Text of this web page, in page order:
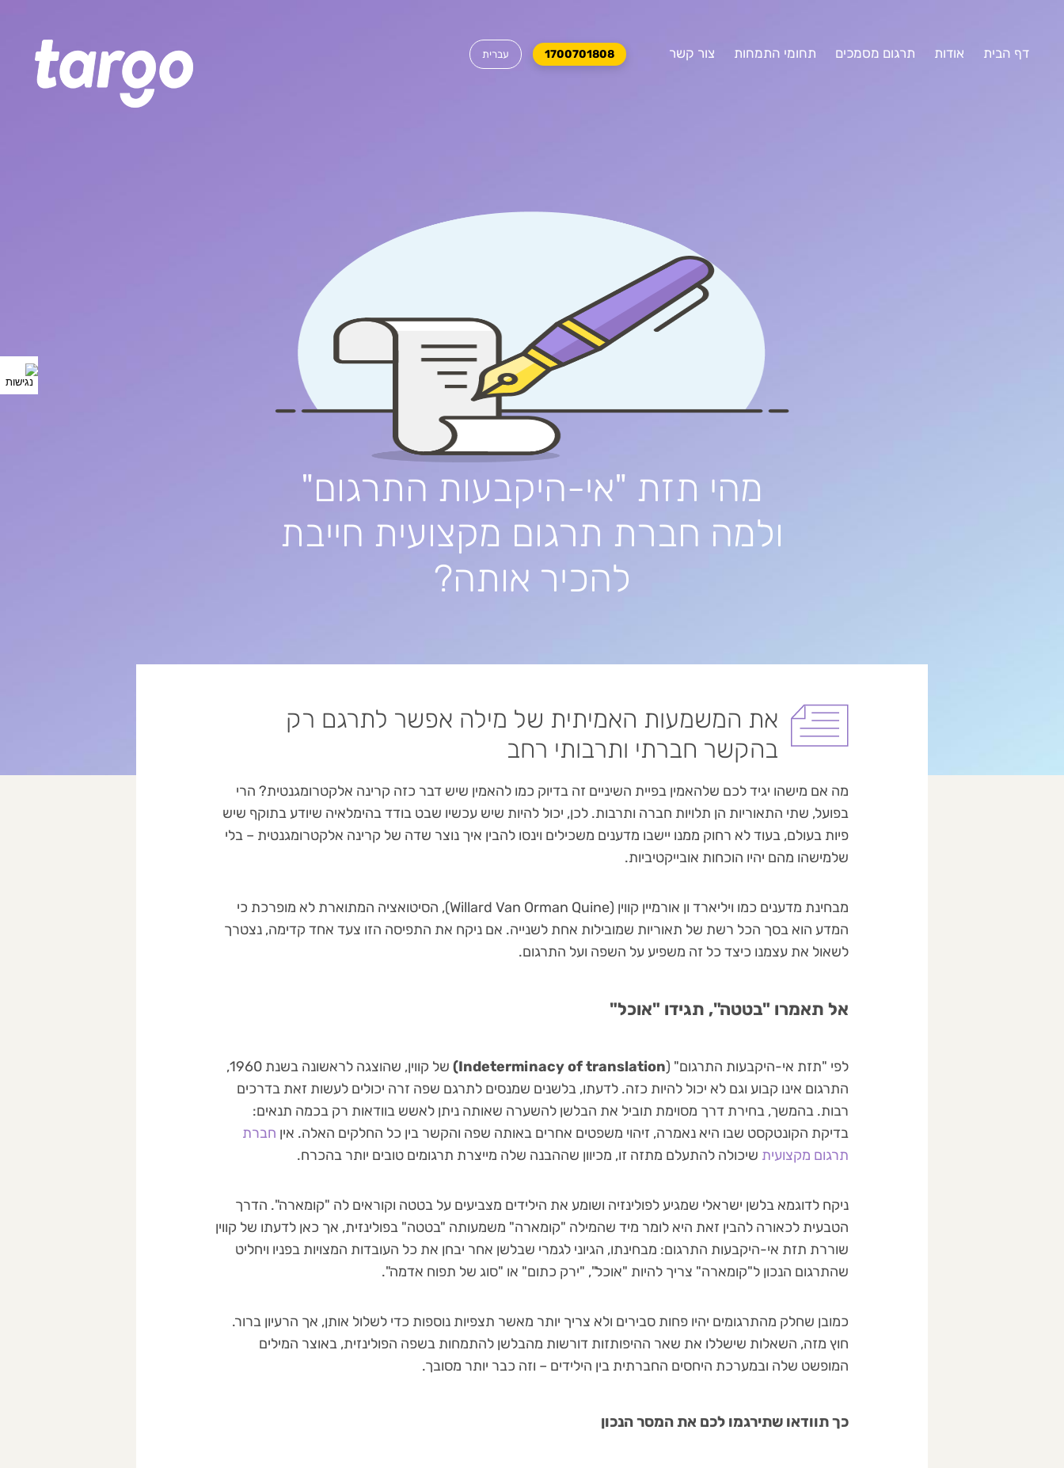
דף הבית אודות תרגום מסמכים תחומי התמחות צור קשר 1700701808
מהי תזת "אי-היקבעות התרגום"
ולמה חברת תרגום מקצועית חייבת
להכיר אותה?
את המשמעות האמיתית של מילה אפשר לתרגם רק
בהקשר חברתי ותרבותי רחב
מה אם מישהו יגיד לכם שלהאמין בפיית השיניים זה בדיוק כמו להאמין שיש דבר כזה קרינה אלקטרומגנטית? הרי
בפועל, שתי התאוריות הן תלויות חברה ותרבות. לכן, יכול להיות שיש עכשיו שבט בודד בהימלאיה שיודע בתוקף שיש
פיות בעולם, בעוד לא רחוק ממנו יישבו מדענים משכילים וינסו להבין איך נוצר שדה של קרינה אלקטרומגנטית – בלי
שלמישהו מהם יהיו הוכחות אובייקטיביות.
מבחינת מדענים כמו ויליארד ון אורמיין קווין (Willard Van Orman Quine), הסיטואציה המתוארת לא מופרכת כי
המדע הוא בסך הכל רשת של תאוריות שמובילות אחת לשנייה. אם ניקח את התפיסה הזו צעד אחד קדימה, נצטרך
לשאול את עצמנו כיצד כל זה משפיע על השפה ועל התרגום.
אל תאמרו "בטטה", תגידו "אוכל"
לפי "תזת אי-היקבעות התרגום" (Indeterminacy of translation)
של קווין, שהוצגה לראשונה בשנת 1960,
התרגום אינו קבוע וגם לא יכול להיות כזה. לדעתו, בלשנים שמנסים לתרגם שפה זרה יכולים לעשות זאת בדרכים
רבות. בהמשך, בחירת דרך מסוימת תוביל את הבלשן להשערה שאותה ניתן לאשש בוודאות רק בכמה תנאים:
בדיקת הקונטקסט שבו היא נאמרה, זיהוי משפטים אחרים באותה שפה והקשר בין כל החלקים האלה. אין חברת
תרגום מקצועית שיכולה להתעלם מתזה זו, מכיוון שההבנה שלה מייצרת תרגומים טובים יותר בהכרח.
ניקח לדוגמא בלשן ישראלי שמגיע לפולינזיה ושומע את הילידים מצביעים על בטטה וקוראים לה "קומארה". הדרך
הטבעית לכאורה להבין זאת היא לומר מיד שהמילה "קומארה" משמעותה "בטטה" בפולינזית, אך כאן לדעתו של קווין
שוררת תזת אי-היקבעות התרגום: מבחינתו, הגיוני לגמרי שבלשן אחר יבחן את כל העובדות המצויות בפניו ויחליט
שהתרגום הנכון ל"קומארה" צריך להיות "אוכל", "ירק כתום" או "סוג של תפוח אדמה".
כמובן שחלק מהתרגומים יהיו פחות סבירים ולא צריך יותר מאשר תצפיות נוספות כדי לשלול אותן, אך הרעיון ברור.
חוץ מזה, השאלות שישללו את שאר ההיפותזות דורשות מהבלשן להתמחות בשפה הפולינזית, באוצר המילים
המופשט שלה ובמערכת היחסים החברתית בין הילידים – וזה כבר יותר מסובך.
כך תוודאו שתירגמו לכם את המסר הנכון